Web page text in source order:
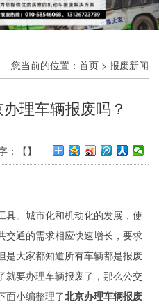
您当前的位置： 首页 > 报废新闻
理车辆报废吗？
：【】
具。城市化和机动化的发展，使
交通的需求相应快速增长，要求
是大家都知道所有车辆都是报废
就要办理车辆报废了，那么公交
面小编整理了北京办理车辆报废